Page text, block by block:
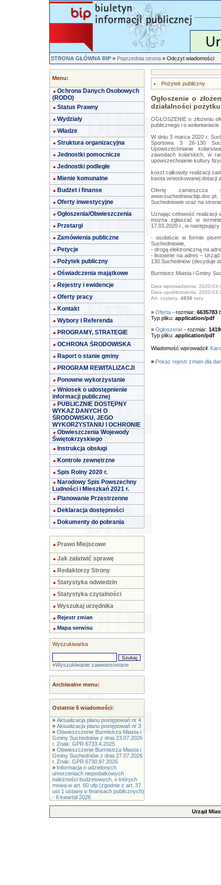
STRONA GŁÓWNA BIP»Poprzednia strona» Odczyt wiadomości
Menu:
Ochrona Danych Osobowych
(RODO)
Status Prawny
Wydziały
Władze
Struktura organizacyjna
Jednostki pomocnicze
Jednostki podległe
Mienie komunalne
Budżet i finanse
Oferty inwestycyjne
Ogłoszenia/Obwieszczenia
Przetargi
Zamówienia publiczne
Petycje
Pożytek publiczny
Oświadczenia majątkowe
Rejestry i ewidencje
Oferty pracy
Kontakt
Wybory i Referenda
PROGRAMY, STRATEGIE
OCHRONA ŚRODOWISKA
Raport o stanie gminy
PROGRAM REWITALIZACJI
Ponowne wykorzystanie
Wniosek o udostępnienie
informacji publicznej
PUBLICZNIE DOSTĘPNY
WYKAZ DANYCH O
ŚRODOWISKU, JEGO
WYKORZYSTANIU I OCHRONIE
Obwieszczenia Wojewody
Świętokrzyskiego
Instrukcja obsługi
Kontrole zewnętrzne
Spis Rolny 2020 r.
Narodowy Spis Powszechny
Ludności i Mieszkań 2021 r.
Planowanie Przestrzenne
Deklaracja dostępności
Dokumenty do pobrania
Prawo Miejscowe
Jak załatwić sprawę
Redaktorzy Strony
Statystyka odwiedzin
Statystyka czytalności
Wyszukaj urzędnika
Rejestr zmian
Mapa serwisu
Wyszukiwarka
»Wyszukiwanie zaawansowane
Archiwalne menu:
Ostatnie 5 wiadomości:
» Aktualizacja planu postępowań nr 4
» Aktualizacja planu postępowań nr 3
» Obwieszczenie Burmistrza Miasta i
Gminy Suchedniów z dnia 23.07.2026
r. Znak: GPR.6733.4.2025
» Obwieszczenie Burmistrza Miasta i
Gminy Suchedniów z dnia 27.07.2026
r. Znak: GPR.6730.97.2026
» Informacja o udzielonych
umorzeniach niepodatkowych
należności budżetowych, o których
mowa w art. 60 ufp (zgodnie z art. 37
ust 1 ustawy o finansach publicznych)
- II kwartał 2026
Pożytek publiczny
Ogłoszenie o
działalności
OGŁOSZENIE o złożeniu
publicznego i o
W dniu 3 marca 2020 r.
Sportowa 3 26-130
Upowszechnianie
zawodach kolarskich, w
upowszechnianie kultury
koszt całkowity realizacji
kwota wnioskowanej dotacji
Ofertę zamieszcza
Suchedniowie oraz na
Uznając celowość realizacji
można zgłaszać w
17.03.2020 r., w następujący
- osobiście w formie
Suchedniowie,
- drogą elektroniczną na
- listownie na adres –
130 Suchedniów (decyduje
Burmistrz Miasta i Gminy
Data wprowadzenia: 2020-03-
Data upublicznienia: 2020-03-
Art. czytany: 4836 razy
» Oferta- rozmiar: 6635783
Typ pliku: application/pdf
» Ogłoszenie - rozmiar:
Typ pliku: application/pdf
Wiadomość wprowadził:
» Pokaż rejestr zmian dla
Urząd